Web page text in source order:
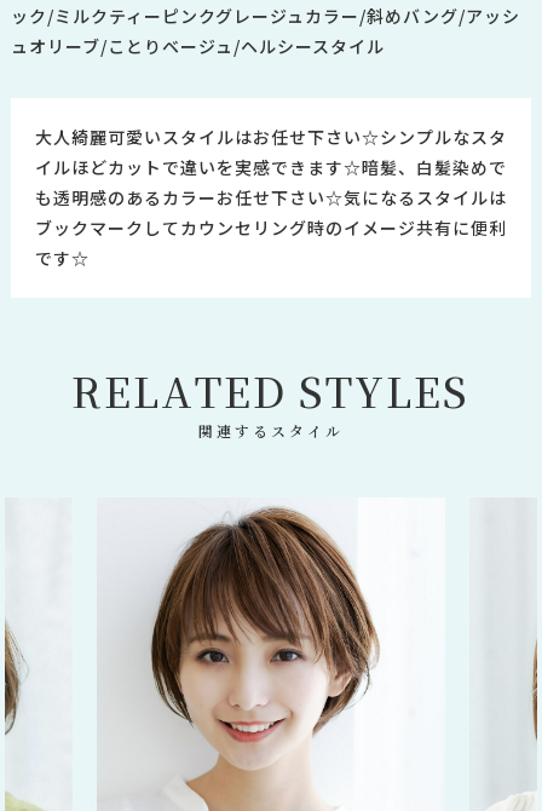
ック/ミルクティーピンクグレージュカラー/斜めバング/アッシ
ュオリーブ/ことりベージュ/ヘルシースタイル
大人綺麗可愛いスタイルはお任せ下さい☆シンプルなスタ
イルほどカットで違いを実感できます☆暗髪、白髪染めで
も透明感のあるカラーお任せ下さい☆気になるスタイルは
ブックマークしてカウンセリング時のイメージ共有に便利
です☆
RELATED STYLES
関連するスタイル